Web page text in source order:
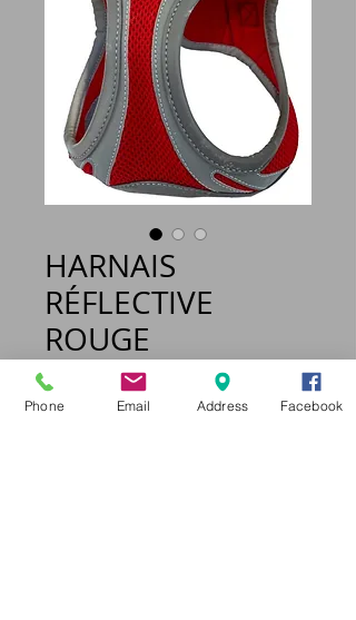
HARNAIS
RÉFLECTIVE
ROUGE
36,95 € Prix
Phone Email Address Facebook